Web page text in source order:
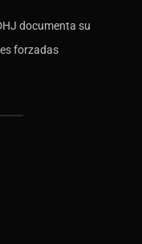
documenta su
forzadas